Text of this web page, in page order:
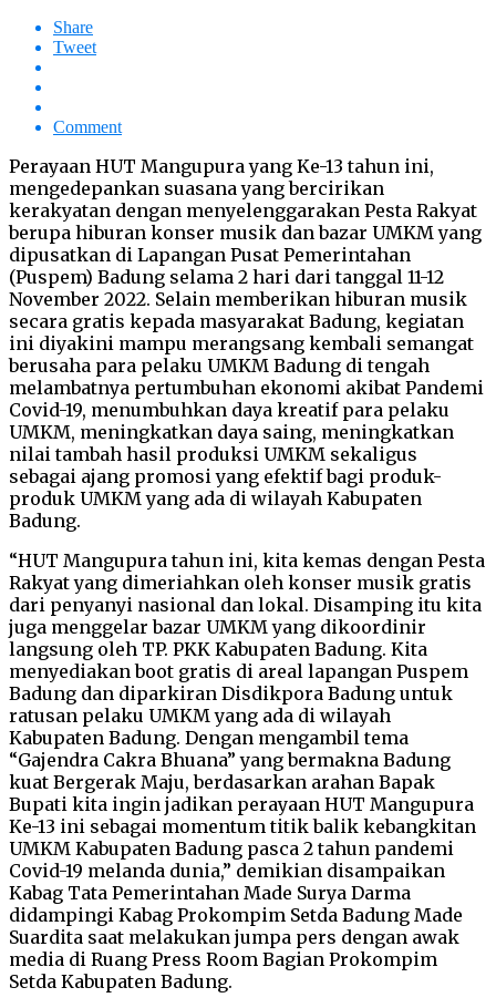
Share
Tweet
Comment
Perayaan HUT Mangupura yang Ke-13 tahun ini,
mengedepankan suasana yang bercirikan
kerakyatan dengan menyelenggarakan Pesta Rakyat
berupa hiburan konser musik dan bazar UMKM yang
dipusatkan di Lapangan Pusat Pemerintahan
(Puspem) Badung selama 2 hari dari tanggal 11-12
November 2022. Selain memberikan hiburan musik
secara gratis kepada masyarakat Badung, kegiatan
ini diyakini mampu merangsang kembali semangat
berusaha para pelaku UMKM Badung di tengah
melambatnya pertumbuhan ekonomi akibat Pandemi
Covid-19, menumbuhkan daya kreatif para pelaku
UMKM, meningkatkan daya saing, meningkatkan
nilai tambah hasil produksi UMKM sekaligus
sebagai ajang promosi yang efektif bagi produk-
produk UMKM yang ada di wilayah Kabupaten
Badung.
“HUT Mangupura tahun ini, kita kemas dengan Pesta
Rakyat yang dimeriahkan oleh konser musik gratis
dari penyanyi nasional dan lokal. Disamping itu kita
juga menggelar bazar UMKM yang dikoordinir
langsung oleh TP. PKK Kabupaten Badung. Kita
menyediakan boot gratis di areal lapangan Puspem
Badung dan diparkiran Disdikpora Badung untuk
ratusan pelaku UMKM yang ada di wilayah
Kabupaten Badung. Dengan mengambil tema
“Gajendra Cakra Bhuana” yang bermakna Badung
kuat Bergerak Maju, berdasarkan arahan Bapak
Bupati kita ingin jadikan perayaan HUT Mangupura
Ke-13 ini sebagai momentum titik balik kebangkitan
UMKM Kabupaten Badung pasca 2 tahun pandemi
Covid-19 melanda dunia,” demikian disampaikan
Kabag Tata Pemerintahan Made Surya Darma
didampingi Kabag Prokompim Setda Badung Made
Suardita saat melakukan jumpa pers dengan awak
media di Ruang Press Room Bagian Prokompim
Setda Kabupaten Badung.